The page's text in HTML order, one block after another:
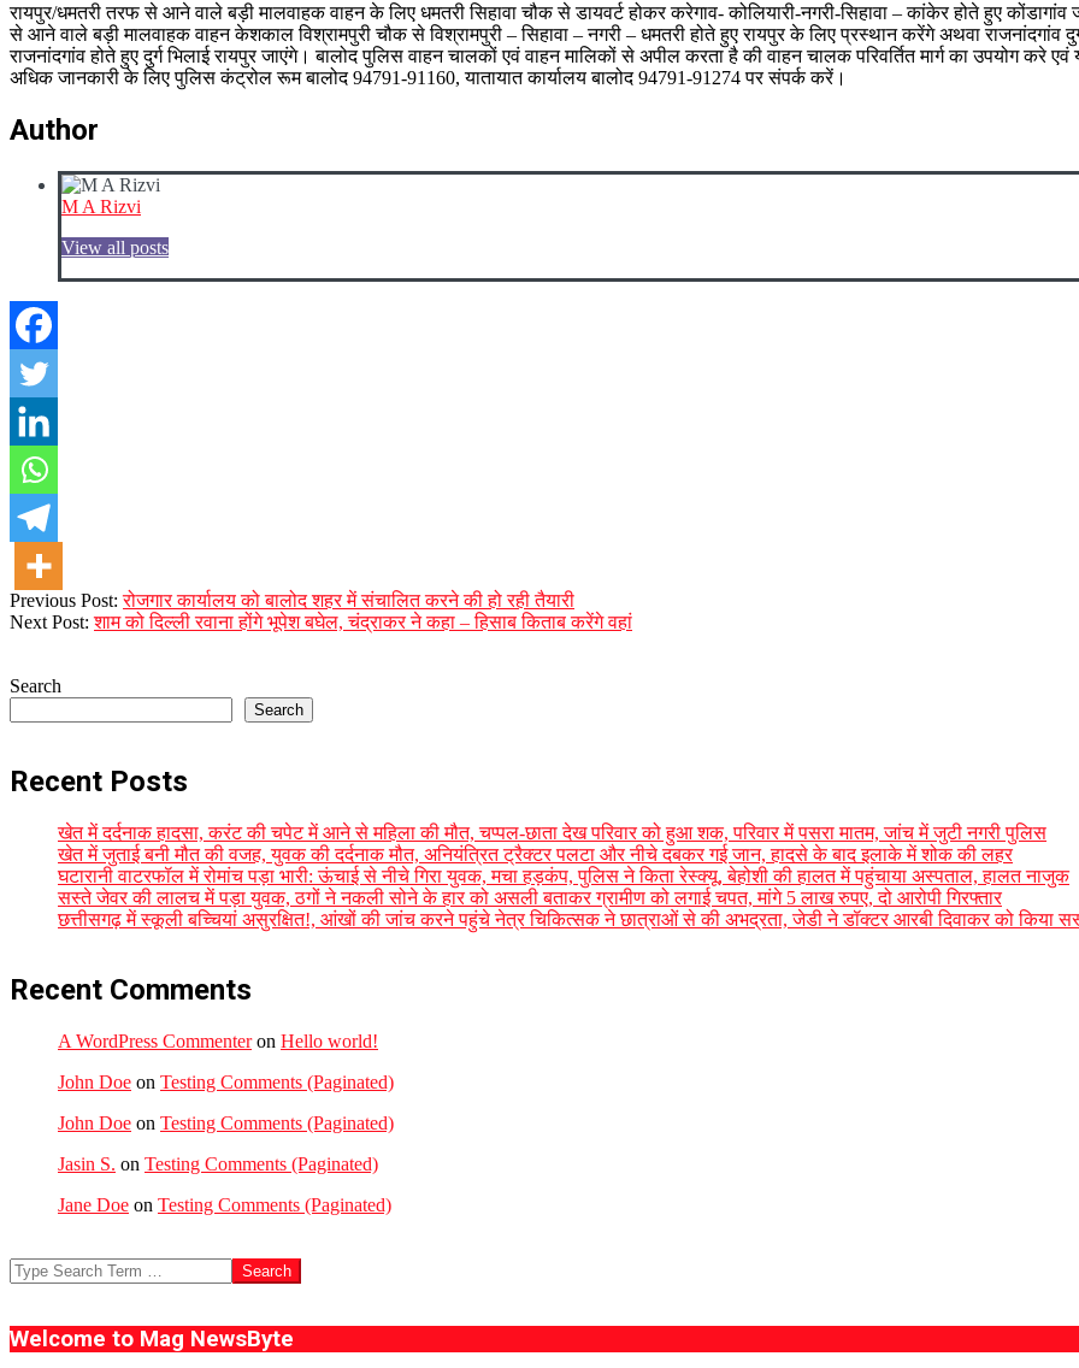
रायपुर/धमतरी तरफ से आने वाले बड़ी मालवाहक वाहन के लिए धमतरी सिहावा चौक से डायवर्ट होकर करेगाव- कोलियारी-नगरी-सिहावा – कांकेर होते हुए
से आने वाले बड़ी मालवाहक वाहन केशकाल विश्रामपुरी चौक से विश्रामपुरी – सिहावा – नगरी – धमतरी होते हुए रायपुर के लिए प्रस्थान करेंगे अथवा राजनांदगांव
राजनांदगांव होते हुए दुर्ग भिलाई रायपुर जाएंगे। बालोद पुलिस वाहन चालकों एवं वाहन मालिकों से अपील करता है की वाहन चालक परिवर्तित मार्ग का उपयोग
अधिक जानकारी के लिए पुलिस कंट्रोल रूम बालोद 94791-91160, यातायात कार्यालय बालोद 94791-91274 पर संपर्क करें।
Author
M A Rizvi
View all posts
2023-
12-
Previous Post:रोजगार कार्यालय को बालोद शहर में संचालित करने की हो रही तैयारी
Next Post:शाम को दिल्ली रवाना होंगे भूपेश बघेल, चंद्राकर ने कहा – हिसाब किताब करेंगे वहां
Search
Search
Recent Posts
खेत में दर्दनाक हादसा, करंट की चपेट में आने से महिला की मौत, चप्पल-छाता देख परिवार को हुआ शक, परिवार में पसरा मातम, जांच में जुटी नगरी पुलिस
खेत में जुताई बनी मौत की वजह, युवक की दर्दनाक मौत, अनियंत्रित ट्रैक्टर पलटा और नीचे दबकर गई जान, हादसे के बाद इलाके में शोक की लहर
घटारानी वाटरफॉल में रोमांच पड़ा भारी: ऊंचाई से नीचे गिरा युवक, मचा हड़कंप, पुलिस ने किता रेस्क्यू, बेहोशी की हालत में पहुंचाया अस्पताल, हालत नाजुक
सस्ते जेवर की लालच में पड़ा युवक, ठगों ने नकली सोने के हार को असली बताकर ग्रामीण को लगाई चपत, मांगे 5 लाख रुपए, दो आरोपी गिरफ्तार
छत्तीसगढ़ में स्कूली बच्चियां असुरक्षित!, आंखों की जांच करने पहुंचे नेत्र चिकित्सक ने छात्राओं से की अभद्रता, जेडी ने डॉक्टर आरबी दिवाकर को किया
Recent Comments
A WordPress Commenteron Hello world!
John Doe on Testing Comments (Paginated)
John Doe on Testing Comments (Paginated)
Jasin S. on Testing Comments (Paginated)
Jane Doe on Testing Comments (Paginated)
Search
Welcome to Mag NewsByte